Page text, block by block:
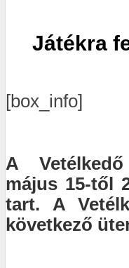
Játékra
[box_info]
A
május 15-től
tart. A
következő